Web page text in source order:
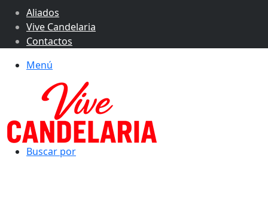
Aliados
Vive Candelaria
Contactos
Menú
Buscar por